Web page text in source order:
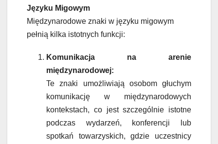
Języku Migowym
Międzynarodowe znaki w języku migowym
pełnią kilka istotnych funkcji:
Komunikacja na arenie
międzynarodowej:
Te znaki umożliwiają osobom głuchym
komunikację w międzynarodowych
kontekstach, co jest szczególnie istotne
podczas wydarzeń, konferencji lub
spotkań towarzyskich, gdzie uczestnicy